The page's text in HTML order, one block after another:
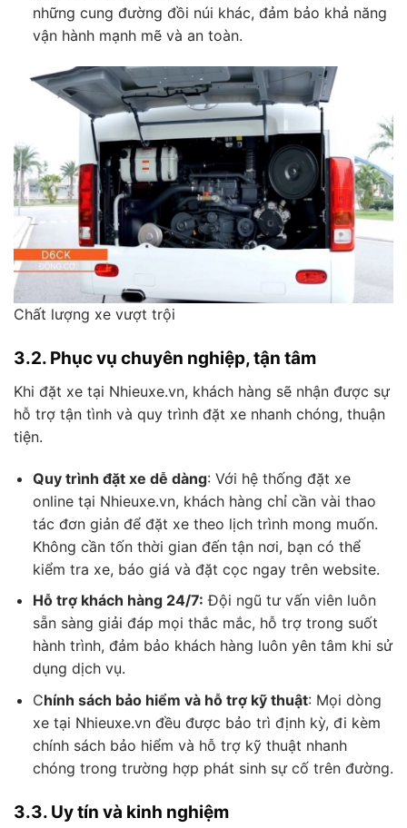
những cung đường đồi núi khác, đảm bảo khả năng
vận hành mạnh mẽ và an toàn.
Chất lượng xe vượt trội
3.2. Phục vụ chuyên nghiệp, tận tâm
Khi đặt xe tại Nhieuxe.vn, khách hàng sẽ nhận được sự
hỗ trợ tận tình và quy trình đặt xe nhanh chóng, thuận
tiện.
Quy trình đặt xe dễ dàng: Với hệ thống đặt xe
online tại Nhieuxe.vn, khách hàng chỉ cần vài thao
tác đơn giản để đặt xe theo lịch trình mong muốn.
Không cần tốn thời gian đến tận nơi, bạn có thể
kiểm tra xe, báo giá và đặt cọc ngay trên website.
Hỗ trợ khách hàng 24/7: Đội ngũ tư vấn viên luôn
sẵn sàng giải đáp mọi thắc mắc, hỗ trợ trong suốt
hành trình, đảm bảo khách hàng luôn yên tâm khi sử
dụng dịch vụ.
Chính sách bảo hiểm và hỗ trợ kỹ thuật: Mọi dòng
xe tại Nhieuxe.vn đều được bảo trì định kỳ, đi kèm
chính sách bảo hiểm và hỗ trợ kỹ thuật nhanh
chóng trong trường hợp phát sinh sự cố trên đường.
3.3. Uy tín và kinh nghiệm